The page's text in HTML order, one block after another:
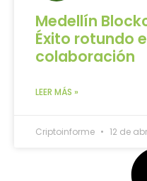
Medellín
Éxito rotundo
colaboración
LEER MÁS »
Criptoinforme 12 de